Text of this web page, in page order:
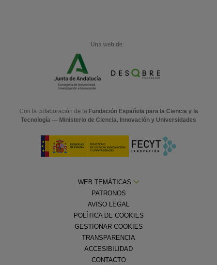
Una web de:
Con la colaboración de la Fundación Española para la Ciencia y la
Tecnología — Ministerio de Ciencia, Innovación y Universidades
WEB TEMÁTICAS
PATRONOS
AVISO LEGAL
POLÍTICA DE COOKIES
GESTIONAR COOKIES
TRANSPARENCIA
ACCESIBILIDAD
CONTACTO